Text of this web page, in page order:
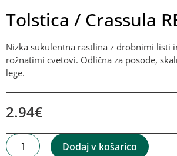
Tolstica / Crassula
Nizka sukulentna rastlina z drobnimi listi
rožnatimi cvetovi. Odlična za posode,
lege.
2.94€
Dodaj v košarico